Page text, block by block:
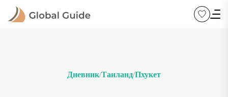
Дневник/Таиланд/Пхукет